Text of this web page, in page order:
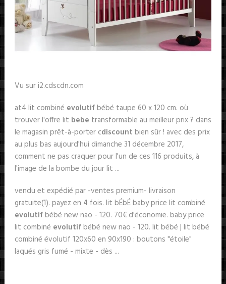
Vu sur i2.cdscdn.com
at4 lit combiné evolutifbébé taupe 60 x 120 cm. où
trouver l'offre lit bebe transformable au meilleur prix ? dans
le magasin prêt-à-porter cdiscount bien sûr ! avec des prix
au plus bas aujourd'hui dimanche 31 décembre 2017,
comment ne pas craquer pour l'un de ces 116 produits, à
l'image de la bombe du jour lit ...
vendu et expédié par -ventes premium- livraison
gratuite(1). payez en 4 fois. lit bÉbÉ baby price lit combiné
evolutifbébé new nao - 120. 70€ d'économie. baby price
lit combiné evolutifbébé new nao - 120. lit bébé | lit bébé
combiné évolutif 120x60 en 90x190 : boutons "étoile"
laqués gris fumé - mixte - dès ...